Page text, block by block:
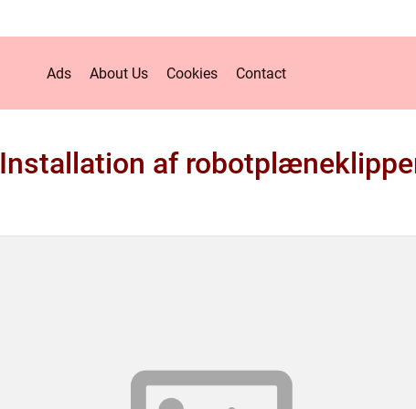
Ads About Us Cookies Contact
Installation af